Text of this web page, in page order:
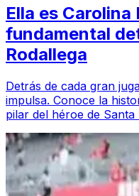
Ella es Carolina
fundamental
Rodallega
Detrás de cada gran
impulsa. Conoce la
pilar del héroe de Santa